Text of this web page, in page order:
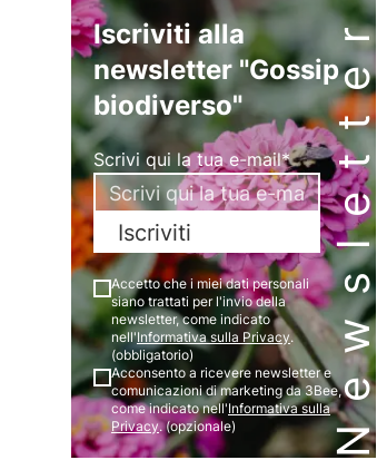
Newsletter
Iscriviti alla
newsletter "Gossip
biodiverso"
Scrivi qui la tua e-mail*
Iscriviti
Accetto che i miei dati personali
siano trattati per l'invio della
newsletter, come indicato
nell'Informativa sulla Privacy.
(obbligatorio)
Acconsento a ricevere newsletter e
comunicazioni di marketing da 3Bee,
come indicato nell'Informativa sulla
Privacy. (opzionale)